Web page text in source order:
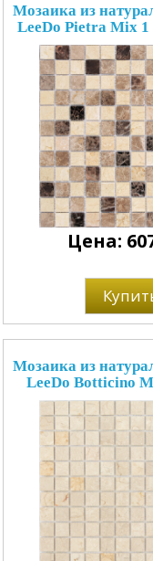
Мозаика из
LeeDo Pietra Mix 1
Цена:
Мозаика из
LeeDo Botticino